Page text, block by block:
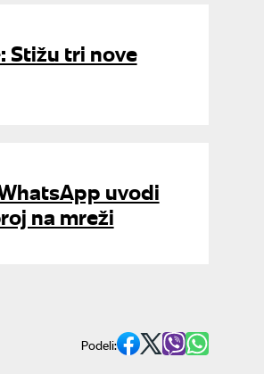
Stižu tri nove
uvodi
na mreži
Podeli: